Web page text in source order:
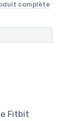
complète
Fitbit